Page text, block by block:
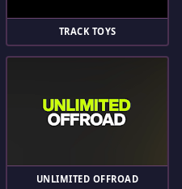
TRACK TOYS
UNLIMITED OFFROAD